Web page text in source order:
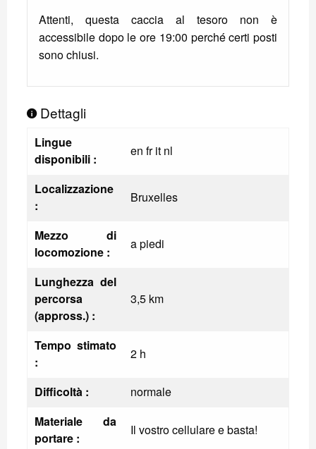
Attenti, questa caccia al tesoro non è
accessibile dopo le ore 19:00 perché certi posti
sono chiusi.
Dettagli
Lingue
disponibili :
en fr it nl
Localizzazione
:
Bruxelles
Mezzo di
locomozione :
a piedi
Lunghezza del
percorsa
(appross.) :
3,5 km
Tempo stimato
:
2 h
Difficoltà :
normale
Materiale da
portare :
Il vostro cellulare e basta!